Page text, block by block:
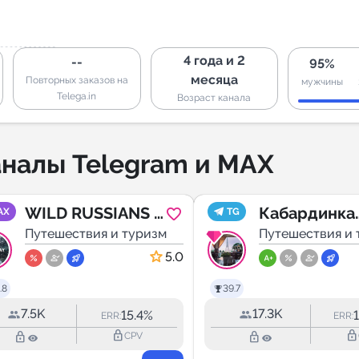
--
Повторных заказов на
Telega.in
4 года и 2
месяца
Возраст канала
95%
мужчины
Telegram и MAX
WILD RUSSIANS |
АЛТАЙ
Путешествия и туризм
5.0
7.5K ERR:15.4%
lock_outline lock_outlineCPV
TG
39.7
Кабардинка
Геленджик
Путешествия и
17.3K ERR:
lock_outline lock_outline